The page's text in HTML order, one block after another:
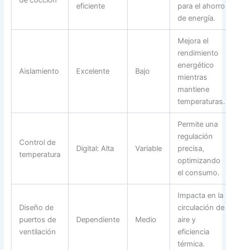
eficiente
para el ahorro
de energía.
Aislamiento Excelente Bajo
Mejora el
rendimiento
energético
mientras
mantiene
temperaturas.
Control de
temperatura
Digital: Alta Variable
Permite una
regulación
precisa,
optimizando
el consumo.
Diseño de
puertos de
ventilación
Dependiente Medio
Impacta en la
circulación de
aire y
eficiencia
térmica.